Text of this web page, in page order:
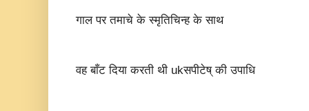
गाल पर तमाचे के स्मृतिचिन्ह के साथ
वह बाँट दिया करती थी ukसपीटेष् की उपाधि